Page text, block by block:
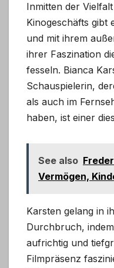
Inmitten der
Kinogeschäfts gibt
und mit ihrem
ihrer Faszination
fesseln. Bianca
Schauspielerin,
als auch im
haben, ist einer
See also
Vermögen,
Karsten gelang in
Durchbruch,
aufrichtig und
Filmpräsenz